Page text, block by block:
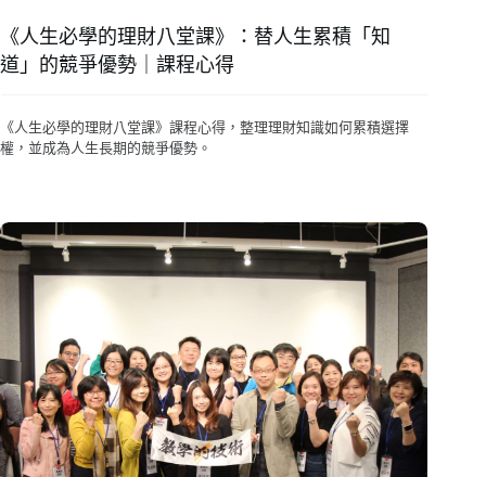
《人生必學的理財八堂課》：替人生累積「知
道」的競爭優勢｜課程心得
《人生必學的理財八堂課》課程心得，整理理財知識如何累積選擇
權，並成為人生長期的競爭優勢。